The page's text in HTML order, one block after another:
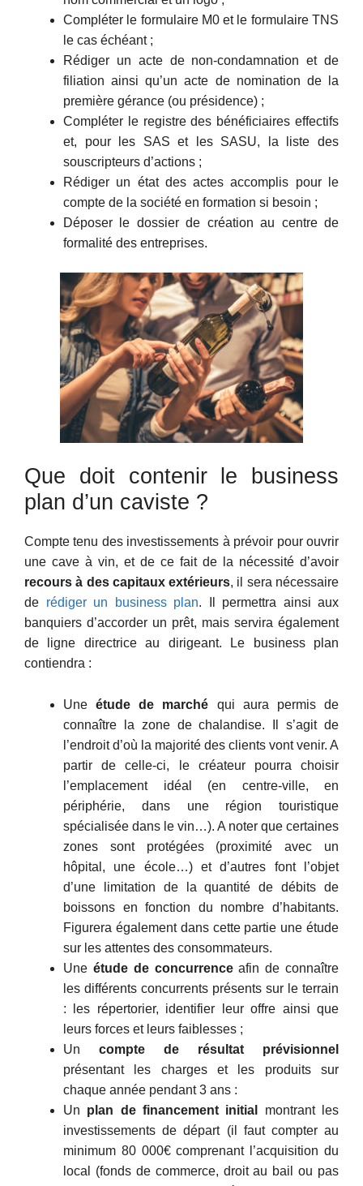
Compléter le formulaire M0 et le formulaire TNS
le cas échéant ;
Rédiger un acte de non-condamnation et de
filiation ainsi qu’un acte de nomination de la
première gérance (ou présidence) ;
Compléter le registre des bénéficiaires effectifs
et, pour les SAS et les SASU, la liste des
souscripteurs d’actions ;
Rédiger un état des actes accomplis pour le
compte de la société en formation si besoin ;
Déposer le dossier de création au centre de
formalité des entreprises.
Que doit contenir le business
plan d’un caviste ?
Compte tenu des investissements à prévoir pour ouvrir
une cave à vin, et de ce fait de la nécessité d’avoir
recours à des capitaux extérieurs, il sera nécessaire
de rédiger un business plan. Il permettra ainsi aux
banquiers d’accorder un prêt, mais servira également
de ligne directrice au dirigeant. Le business plan
contiendra :
Uneétude de marché qui aura permis de
connaître la zone de chalandise. Il s’agit de
l’endroit d’où la majorité des clients vont venir. A
partir de celle-ci, le créateur pourra choisir
l’emplacement idéal (en centre-ville, en
périphérie, dans une région touristique
spécialisée dans le vin…). A noter que certaines
zones sont protégées (proximité avec un
hôpital, une école…) et d’autres font l’objet
d’une limitation de la quantité de débits de
boissons en fonction du nombre d’habitants.
Figurera également dans cette partie une étude
sur les attentes des consommateurs.
Une étude de concurrenceafin de connaître
les différents concurrents présents sur le terrain
: les répertorier, identifier leur offre ainsi que
leurs forces et leurs faiblesses ;
Un compte de résultat prévisionnel
présentant les charges et les produits sur
chaque année pendant 3 ans :
Un plan de financement initial
montrant les
investissements de départ (il faut compter au
minimum 80 000€ comprenant l’acquisition du
local (fonds de commerce, droit au bail ou pas